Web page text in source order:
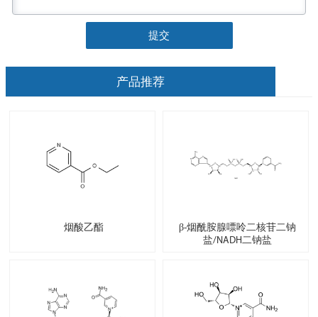
提交
产品推荐
烟酸乙酯
β-烟酰胺腺嘌呤二核苷二钠
盐/NADH二钠盐